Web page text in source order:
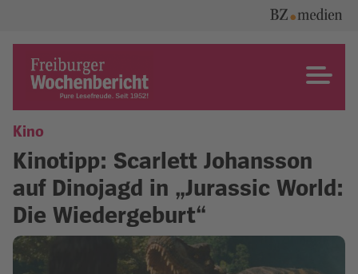
content
Freiburger Wochenbericht
Kino
Kinotipp: Scarlett Johansson
auf Dinojagd in „Jurassic World:
Die Wiedergeburt“